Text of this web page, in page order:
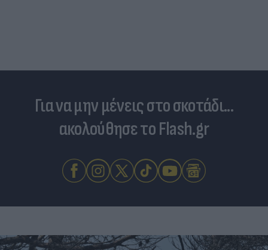
Για να μην μένεις στο σκοτάδι...
ακολούθησε το Flash.gr